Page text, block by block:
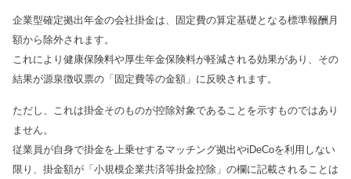
企業型確定拠出年金の会社掛金は、固定費の算定基礎となる標準報酬月
額から除外されます。
これにより健康保険料や厚生年金保険料が軽減される効果があり、その
結果が源泉徴収票の「固定費等の金額」に反映されます。
ただし、これは掛金そのものが控除対象であることを示すものではあり
ません。
従業員が自身で掛金を上乗せするマッチング拠出やiDeCoを利用しない
限り、掛金額が「小規模企業共済等掛金控除」の欄に記載されることは